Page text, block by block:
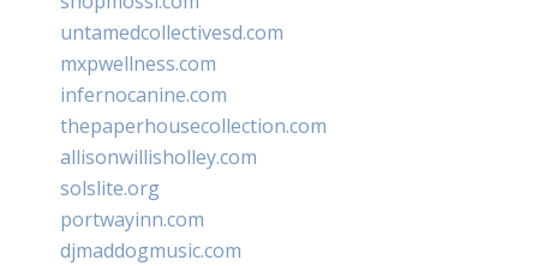
untamedcollectivesd.com
mxpwellness.com
infernocanine.com
thepaperhousecollection.com
allisonwillisholley.com
solslite.org
portwayinn.com
djmaddogmusic.com